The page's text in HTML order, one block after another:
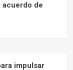
acuerdo de
impulsar